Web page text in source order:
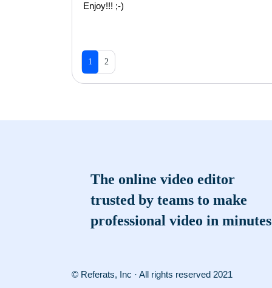
Enjoy!!! ;-)
1 2
The online video editor
trusted by teams to make
professional video in minutes
© Referats, Inc · All rights reserved 2021